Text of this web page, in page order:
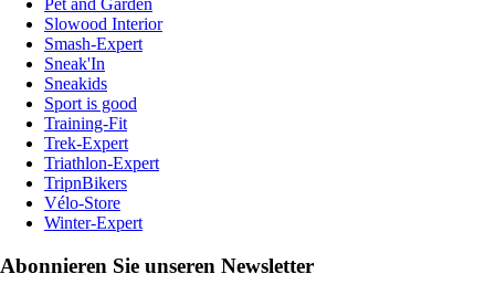
Pet and Garden
Slowood Interior
Smash-Expert
Sneak'In
Sneakids
Sport is good
Training-Fit
Trek-Expert
Triathlon-Expert
TripnBikers
Vélo-Store
Winter-Expert
Abonnieren Sie unseren Newsletter